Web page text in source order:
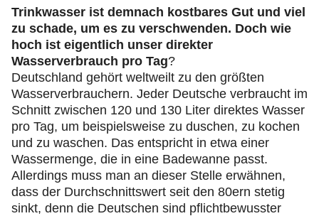
Trinkwasser ist demnach kostbares Gut und viel
zu schade, um es zu verschwenden. Doch wie
hoch ist eigentlich unser direkter
Wasserverbrauch pro Tag?
Deutschland gehört weltweilt zu den größten
Wasserverbrauchern. Jeder Deutsche verbraucht im
Schnitt zwischen 120 und 130 Liter direktes Wasser
pro Tag, um beispielsweise zu duschen, zu kochen
und zu waschen. Das entspricht in etwa einer
Wassermenge, die in eine Badewanne passt.
Allerdings muss man an dieser Stelle erwähnen,
dass der Durchschnittswert seit den 80ern stetig
sinkt, denn die Deutschen sind pflichtbewusster